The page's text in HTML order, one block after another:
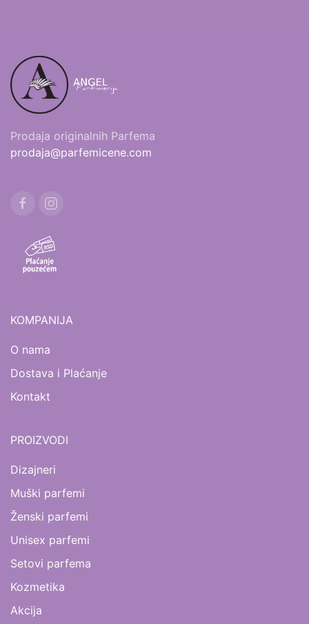
Prodaja originalnih Parfema
prodaja@parfemicene.com
KOMPANIJA
O nama
Dostava i Plaćanje
Kontakt
PROIZVODI
Dizajneri
Muški parfemi
Ženski parfemi
Unisex parfemi
Setovi parfema
Kozmetika
Akcija